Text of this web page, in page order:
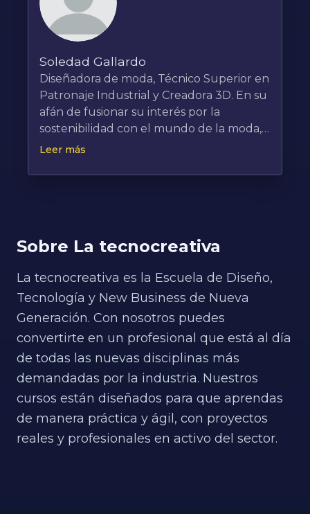
Soledad Gallardo
Diseñadora de moda, Técnico Superior en
Patronaje Industrial y Creadora 3D. En su
afán de fusionar su interés por la
sostenibilidad con el mundo de la moda,
en 2020, Soledad incursionó en el ámbito
en la creación de prendas mediante el
entonces, ha colaborado con reconocidas
ha sido destacado en diversos eventos y
medios. En la actualidad, compagina su
labor como profesional independiente
Leer más
Sobre La tecnocreativa
La tecnocreativa es la Escuela de Diseño,
Tecnología y New Business de Nueva
Generación. Con nosotros puedes
convertirte en un profesional que está al día
de todas las nuevas disciplinas más
demandadas por la industria. Nuestros
cursos están diseñados para que aprendas
de manera práctica y ágil, con proyectos
reales y profesionales en activo del sector.